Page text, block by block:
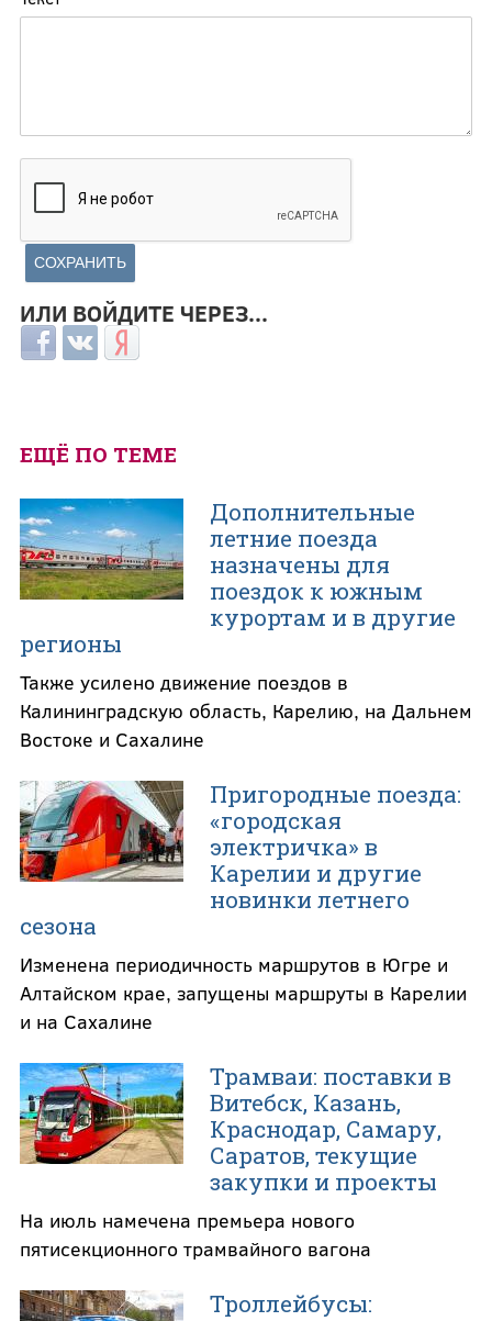
ИЛИ ВОЙДИТЕ ЧЕРЕЗ...
Login with Facebook
Login with ВКонтакте
Login with Яндекс
ЕЩЁ ПО ТЕМЕ
Дополнительные
летние поезда
назначены для
поездок к южным
курортам и в другие
регионы
Также усилено движение поездов в
Калининградскую область, Карелию, на Дальнем
Востоке и Сахалине
Пригородные поезда:
«городская
электричка» в
Карелии и другие
новинки летнего
сезона
Изменена периодичность маршрутов в Югре и
Алтайском крае, запущены маршруты в Карелии
и на Сахалине
Трамваи: поставки в
Витебск, Казань,
Краснодар, Самару,
Саратов, текущие
закупки и проекты
На июль намечена премьера нового
пятисекционного трамвайного вагона
Троллейбусы: